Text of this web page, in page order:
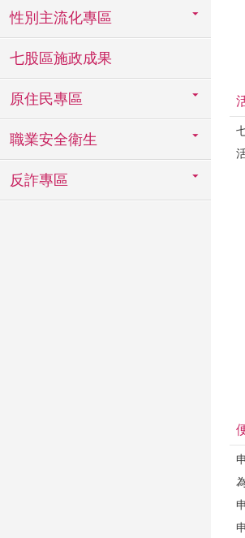
性別主流化專區
七股區施政成果
原住民專區
職業安全衛生
反詐專區